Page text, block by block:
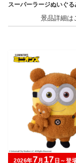
スーパーラージぬいぐる
2026年7月 17 日～登